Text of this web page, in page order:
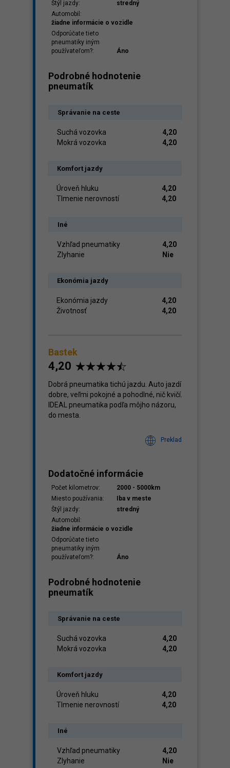
Štýl jazdy:
stredný
Automobil:
žiadne informácie o vozidle
Odporúčate tieto
pneumatiky iným
používateľom?:
Áno
Podrobné hodnotenie
pneumatík
Správanie na ceste
Suchá vozovka
4,20
Mokrá vozovka
4,20
Komfort jazdy
Úroveň hluku
4,20
Tlmenie nerovností
4,20
Iné
Vzhľad pneumatiky
4,20
Zlyhanie
Nie
Ekonómia jazdy
Ekonómia jazdy
4,20
Životnosť
4,20
Bastek
4,20
Dobrá pneumatika tichú jazdu. Auto jazdí
dobre, veľmi pokojné a pohodlné, nič kvičí.
IDEAL pneumatika podľa môjho názoru,
do mesta.
Preklad
Dodatočné informácie
Počet kilometrov:
2000 - 5000km
Miesto používania:
Iba v meste
Štýl jazdy:
stredný
Automobil:
žiadne informácie o vozidle
Odporúčate tieto
pneumatiky iným
používateľom?:
Áno
Podrobné hodnotenie
pneumatík
Správanie na ceste
Suchá vozovka
4,20
Mokrá vozovka
4,20
Komfort jazdy
Úroveň hluku
4,20
Tlmenie nerovností
4,20
Iné
Vzhľad pneumatiky
4,20
Zlyhanie
Nie